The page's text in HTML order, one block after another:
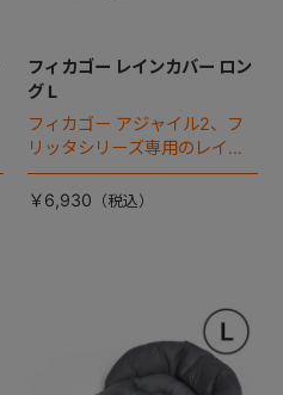
フィカゴー レインカバー ロン
グ L
フィカゴー アジャイル2、フ
リッタシリーズ専用のレイン
カバー。雨の日のお出かけも
安心。
￥6,930